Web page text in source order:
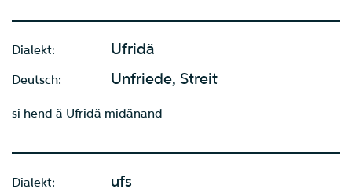
Dialekt: Ufridä
Deutsch: Unfriede, Streit
si hend ä Ufridä midänand
Dialekt: ufs